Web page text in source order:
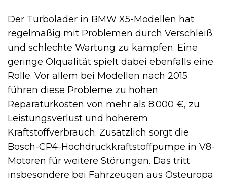
Der Turbolader in BMW X5-Modellen hat
regelmäßig mit Problemen durch Verschleiß
und schlechte Wartung zu kämpfen. Eine
geringe Ölqualität spielt dabei ebenfalls eine
Rolle. Vor allem bei Modellen nach 2015
führen diese Probleme zu hohen
Reparaturkosten von mehr als 8.000 €, zu
Leistungsverlust und höherem
Kraftstoffverbrauch. Zusätzlich sorgt die
Bosch-CP4-Hochdruckkraftstoffpumpe in V8-
Motoren für weitere Störungen. Das tritt
insbesondere bei Fahrzeugen aus Osteuropa